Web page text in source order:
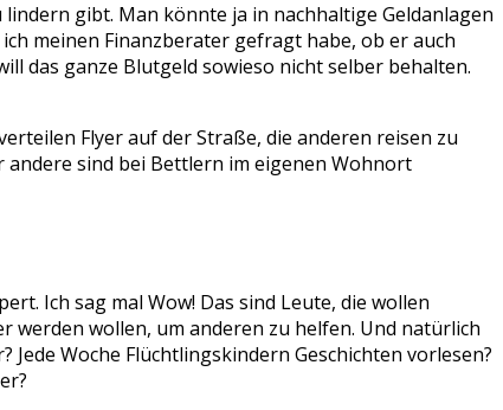
gibt. Man könnte ja in nachhaltige Geldanlagen
ich meinen Finanzberater gefragt habe, ob er auch
das ganze Blutgeld sowieso nicht selber behalten.
Flyer auf der Straße, die anderen reisen zu
andere sind bei Bettlern im eigenen Wohnort
Ich sag mal Wow! Das sind Leute, die wollen
werden wollen, um anderen zu helfen. Und natürlich
Woche Flüchtlingskindern Geschichten vorlesen?